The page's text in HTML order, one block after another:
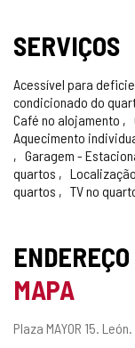
SERVIÇOS
Acessível para
condicionado do
Café no alojamento
Aquecimento
Garagem -
quartos
quartos
TV no
MAPA
Endereço
Plaza MAYOR 15. León.